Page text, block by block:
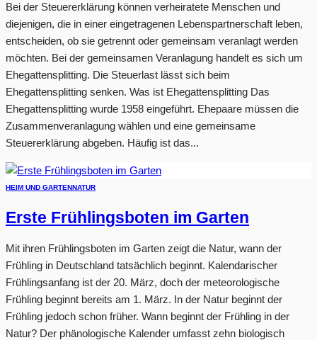
Bei der Steuererklärung können verheiratete Menschen und
diejenigen, die in einer eingetragenen Lebenspartnerschaft leben,
entscheiden, ob sie getrennt oder gemeinsam veranlagt werden
möchten. Bei der gemeinsamen Veranlagung handelt es sich um
Ehegattensplitting. Die Steuerlast lässt sich beim
Ehegattensplitting senken. Was ist Ehegattensplitting Das
Ehegattensplitting wurde 1958 eingeführt. Ehepaare müssen die
Zusammenveranlagung wählen und eine gemeinsame
Steuererklärung abgeben. Häufig ist das...
HEIM UND GARTEN NATUR
Erste Frühlingsboten im Garten
Mit ihren Frühlingsboten im Garten zeigt die Natur, wann der
Frühling in Deutschland tatsächlich beginnt. Kalendarischer
Frühlingsanfang ist der 20. März, doch der meteorologische
Frühling beginnt bereits am 1. März. In der Natur beginnt der
Frühling jedoch schon früher. Wann beginnt der Frühling in der
Natur? Der phänologische Kalender umfasst zehn biologisch